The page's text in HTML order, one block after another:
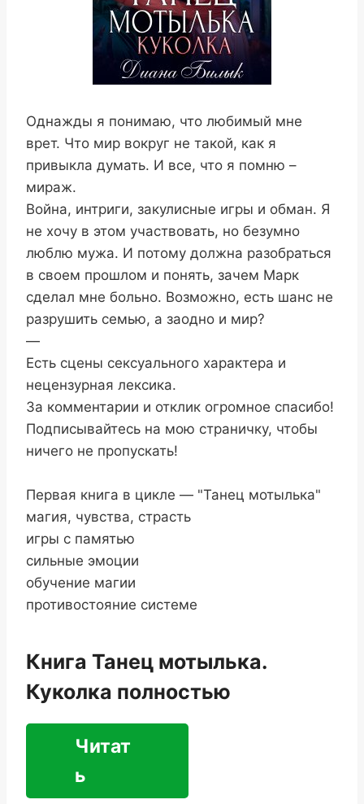
Однажды я понимаю, что любимый мне
врет. Что мир вокруг не такой, как я
привыкла думать. И все, что я помню –
мираж.
Война, интриги, закулисные игры и обман. Я
не хочу в этом участвовать, но безумно
люблю мужа. И потому должна разобраться
в своем прошлом и понять, зачем Марк
сделал мне больно. Возможно, есть шанс не
разрушить семью, а заодно и мир?
—
Есть сцены сексуального характера и
нецензурная лексика.
За комментарии и отклик огромное спасибо!
Подписывайтесь на мою страничку, чтобы
ничего не пропускать!
Первая книга в цикле — "Танец мотылька"
магия, чувства, страсть
игры с памятью
сильные эмоции
обучение магии
противостояние системе
Книга Танец мотылька.
Куколка полностью
Читат
ь